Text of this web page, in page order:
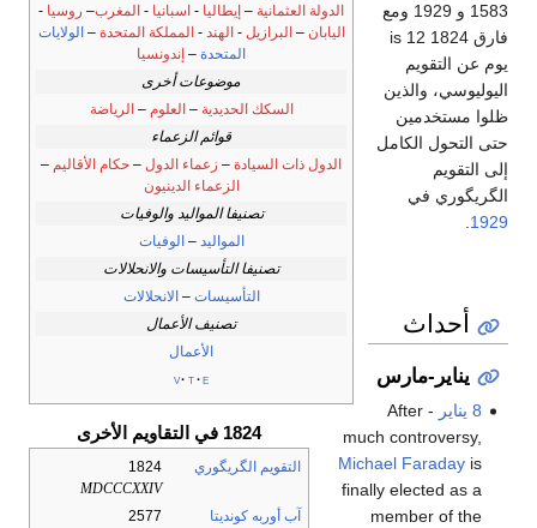
الدولة العثمانية – إيطاليا - اسبانيا - المغرب– روسيا -
اليابان –البرازيل -الهند -المملكة المتحدة –الولايات
المتحدة – إندونسيا
موضوعات أخرى
السكك الحديدية –العلوم –الرياضة
قوائم الزعماء
الدول ذات السيادة – زعماء الدول – حكام الأقاليم –
الزعماء الدينيون
تصنيفا المواليد والوفيات
المواليد –الوفيات
تصنيفا التأسيسات والانحلالات
التأسيسات –الانحلالات
تصنيف الأعمال
الأعمال
v t e
1824 في التقاويم الأخرى
التقويم الگريگوري
1824
MDCCCXXIV
آب أوربه كونديتا
2577
1583 و 1929 ومع
فارق 1824 is 12
يوم عن التقويم
اليوليوسي، والذين
ظلوا مستخدمين
حتى التحول الكامل
إلى التقويم
الگريگوري في
1929
أحداث
يناير-مارس
8 يناير
- After
much controversy,
Michael Faradayis
finally elected as a
member of the